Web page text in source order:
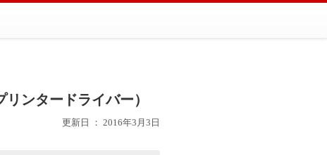
ンタードライバー）
更新日 ： 2016年3月3日